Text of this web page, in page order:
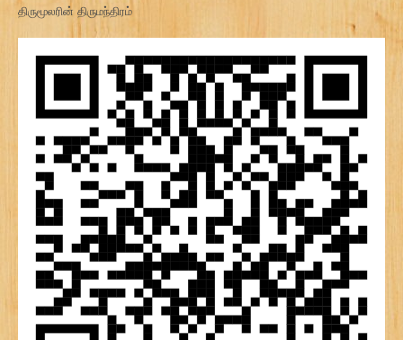
திருமூலரின் திருமந்திரம்